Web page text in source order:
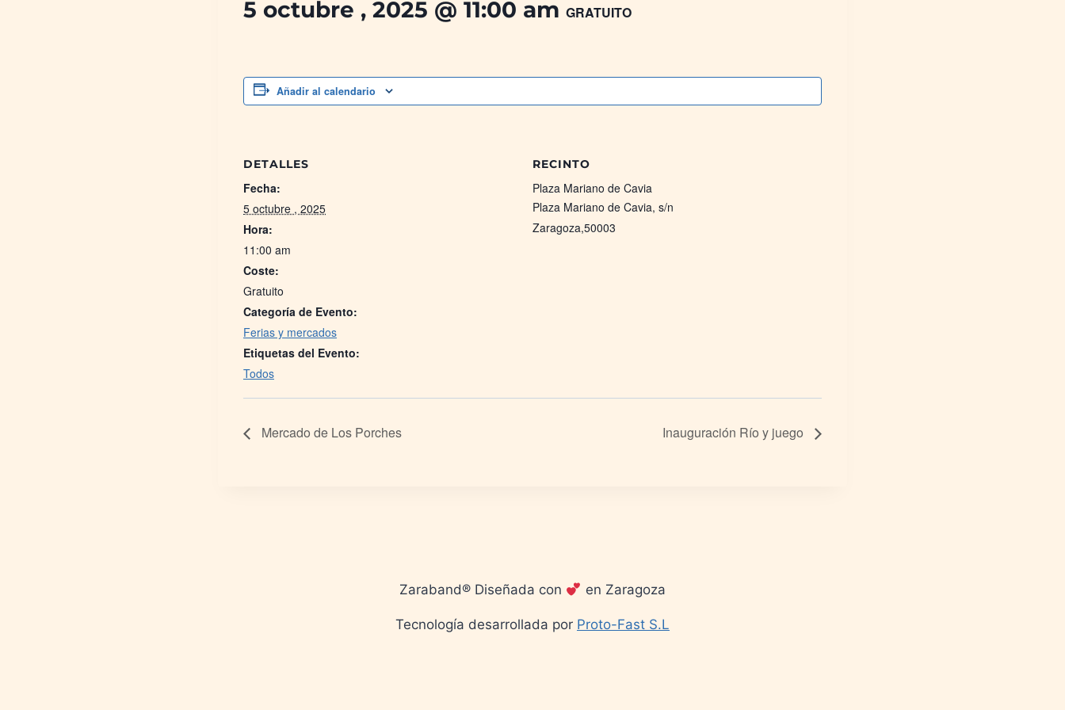
5 octubre , 2025 @ 11:00 am GRATUITO
Añadir al calendario
DETALLES
Fecha:
5 octubre , 2025
Hora:
11:00 am
Coste:
Gratuito
Categoría de Evento:
Ferias y mercados
Etiquetas del Evento:
Todos
RECINTO
Plaza Mariano de Cavia
Plaza Mariano de Cavia, s/n
Zaragoza,50003
Mercado de Los Porches Inauguración Río y juego
Zaraband® Diseñada con en Zaragoza
Tecnología desarrollada por Proto-Fast S.L